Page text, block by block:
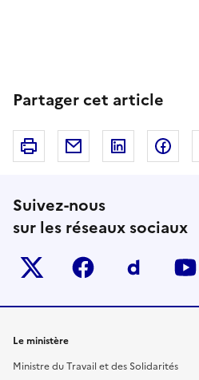
Partager cet article
Imprimer Courriel Linkedin
Suivez-nous
sur les réseaux sociaux
Twitter-x facebook
Le ministère
Ministre du Travail et des Solidarités